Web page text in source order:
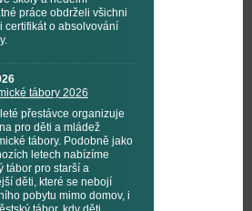
práce obdrželi všichni
certifikát o absolvování
tábory 2026
přestávce organizuje
pro děti a mládež
tábory. Podobně jako
letech nabízíme
tábor pro starší a
děti, které se nebojí
pobytu mimo domov, i